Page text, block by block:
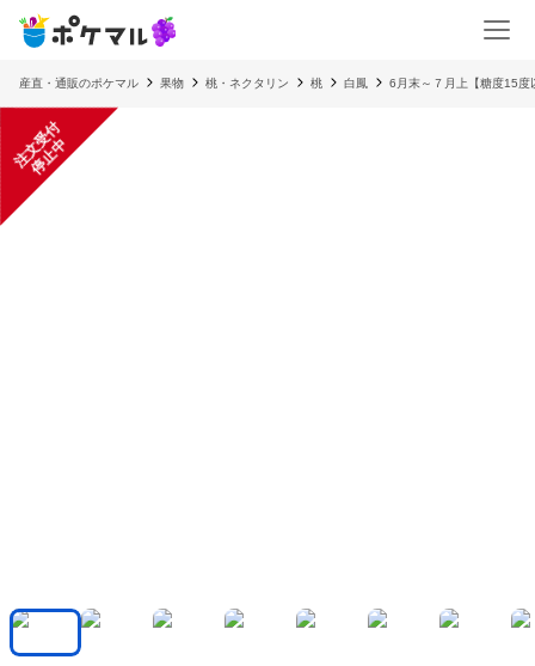
産直・通販のポケマル 果物 桃・ネクタリン 桃 白鳳 6月末～７月上【糖度15度
注
文
受
付
停
止
中